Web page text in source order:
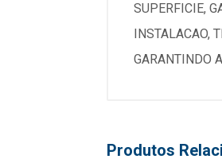
SUPERFICIE,
INSTALACAO,
GARANTINDO
Produtos